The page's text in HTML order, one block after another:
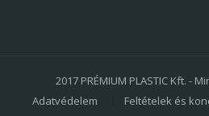
2017 PRÉMIUM PLASTIC Kft. -
SUBFOOTER MENU
Adatvédelem Feltételek és